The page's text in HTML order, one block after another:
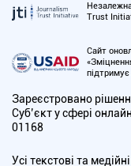
Trust
Сайт
Зареєстровано
Cуб’єкт у сфері
01168
Усі текстові та